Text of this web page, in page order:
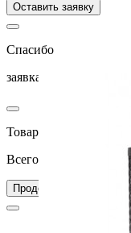
Оставить заявку
Спасибо
заявка успешно
Товар добавлен в
Всего товаров в
Продолжить покупки